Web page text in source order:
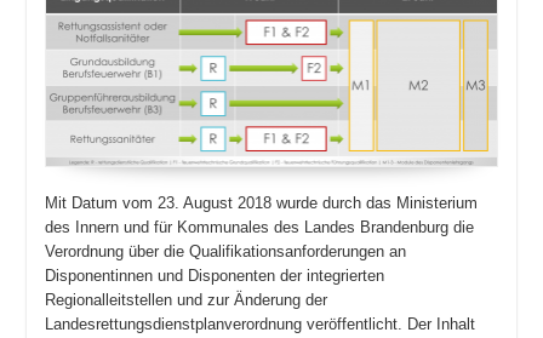
Mit Datum vom 23. August 2018 wurde durch das Ministerium
des Innern und für Kommunales des Landes Brandenburg die
Verordnung über die Qualifikationsanforderungen an
Disponentinnen und Disponenten der integrierten
Regionalleitstellen und zur Änderung der
Landesrettungsdienstplanverordnung veröffentlicht. Der Inhalt